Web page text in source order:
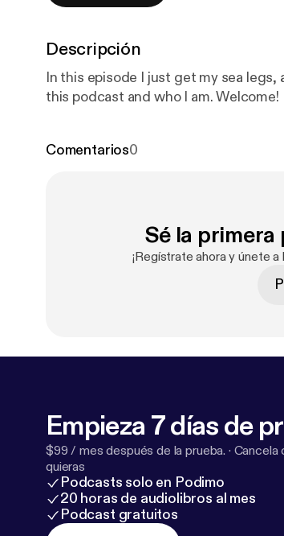
Descripción
In this episode I just get my sea
this podcast and who I am. Welcome!
Comentarios0
Sé la
¡Regístrate ahora y únete
Empieza 7 días de
$99 / mes después de la prueba. · Cancela
quieras
Podcasts solo en Podimo
20 horas de audiolibros al mes
Podcast gratuitos